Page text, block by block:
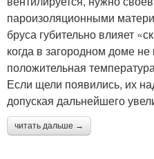
пароизоляционными
бруса губительно влияет
когда в загородном доме
положительная
Если щели появились, их
допуская дальнейшего
читать дальше →